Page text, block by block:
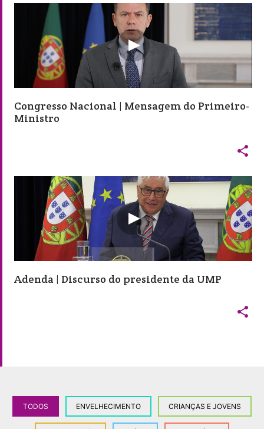
Congresso Nacional | Mensagem do Primeiro-
Ministro

Adenda | Discurso do presidente da UMP

TODOS ENVELHECIMENTO CRIANÇAS E JOVENS